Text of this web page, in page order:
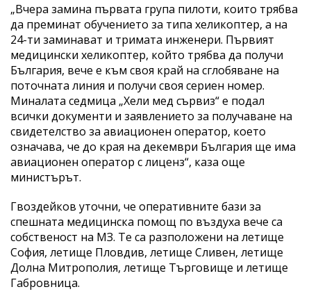
„Вчера замина първата група пилоти, които трябва
да преминат обучението за типа хеликоптер, а на
24-ти заминават и тримата инженери. Първият
медицински хеликоптер, който трябва да получи
България, вече е към своя край на сглобяване на
поточната линия и получи своя сериен номер.
Миналата седмица „Хели мед сървиз“ е подал
всички документи и заявлението за получаване на
свидетелство за авиационен оператор, което
означава, че до края на декември България ще има
авиационен оператор с лиценз“, каза още
министърът.
Гвоздейков уточни, че оперативните бази за
спешната медицинска помощ по въздуха вече са
собственост на МЗ. Те са разположени на летище
София, летище Пловдив, летище Сливен, летище
Долна Митрополия, летище Търговище и летище
Габровница.